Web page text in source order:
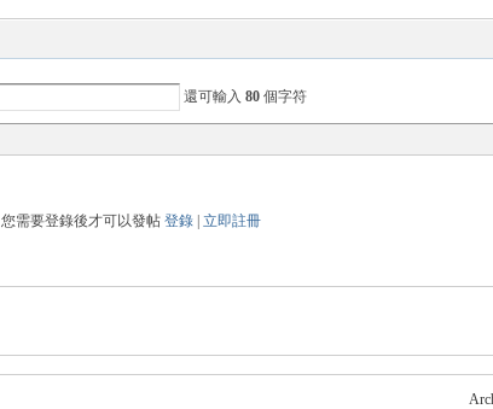
還可輸入 80 個字符
您需要登錄後才可以發帖 登錄| 立即註冊